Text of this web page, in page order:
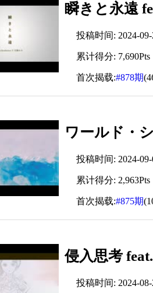
瞬きと永遠
投稿时间: 2024-09-
累计得分: 7,690Pts
首次揭载:#878期
ワールド・
投稿时间: 2024-09-
累计得分: 2,963Pts
首次揭载:#875期
侵入思考
投稿时间: 2024-08-